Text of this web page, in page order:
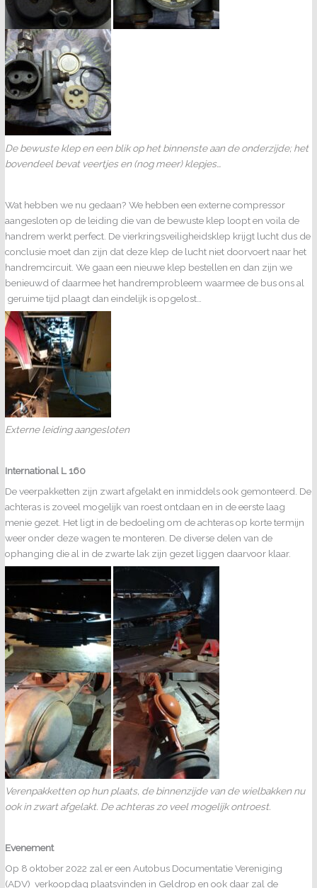
De bewuste klep en een blik op het binnenste aan de onderzijde; het
bovendeel bevat veertjes en (nog meer) klepjes…
Wat hebben we nu gedaan? We hebben een externe compressor
aangesloten op de leiding die van de bewuste klep loopt en voila de
handrem werkt perfect. De vierkringsveiligheidsklep krijgt lucht dus de
conclusie moet dan zijn dat deze klep de lucht niet doorvoert naar het
handremcircuit. We gaan een nieuwe klep bestellen en dan zijn we
benieuwd of daarmee het handremprobleem waarmee de bus ons al
geruime tijd plaagt dan eindelijk is opgelost…
Externe leiding aangesloten
International L 160
De veerpakketten zijn zwart afgelakt en inmiddels ook gemonteerd. De
achteras is zoveel mogelijk van roest ontdaan en in de eerste laag
menie gezet. Het ligt in de bedoeling om de achteras op korte termijn
weer onder deze wagen te monteren. De diverse delen van de
ophanging die al in de zwarte lak zijn gezet liggen daarvoor klaar.
Verenpakketten op hun plaats, de binnenzijde van de wielbakken nu
ook in zwart afgelakt. De achteras zo veel mogelijk ontroest.
Evenement
Op 8 oktober 2022 zal er een Autobus Documentatie Vereniging
(ADV) verkoopdag plaatsvinden in Geldrop en ook daar zal de